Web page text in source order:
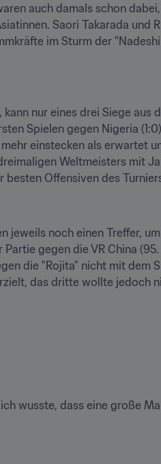
auch damals schon
Saori Takarada und
im Sturm der
nur eines drei Siege aus
Spielen gegen Nigeria
einstecken als erwartet
Weltmeisters mit
Offensiven des
noch einen Treffer,
gegen die VR China
die "Rojita" nicht mit dem
das dritte wollte jedoch